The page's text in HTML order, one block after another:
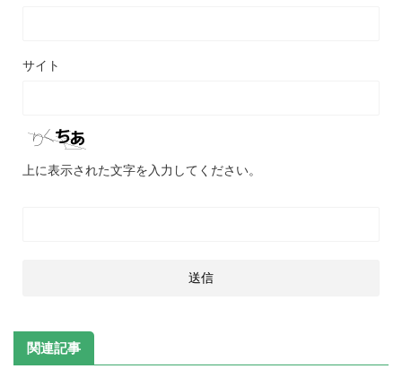
サイト
上に表示された文字を入力してください。
関連記事